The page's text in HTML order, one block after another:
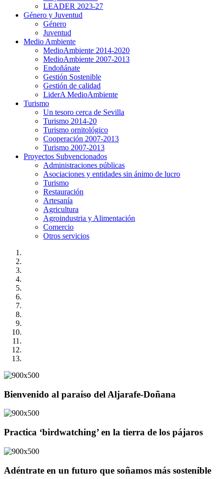
LEADER 2023-27
Género y Juventud
Género
Juventud
Medio Ambiente
MedioAmbiente 2014-2020
MedioAmbiente 2007-2013
Endoñánate
Gestión Sostenible
Gestión de calidad
LiderA MedioAmbiente
Turismo
Un tesoro cerca de Sevilla
Turismo 2014-20
Turismo ornitológico
Cooperación 2007-2013
Turismo 2007-2013
Proyectos Subvencionados
Administraciones públicas
Asociaciones y entidades sin ánimo de lucro
Turismo
Restauración
Artesanía
Agricultura
Agroindustria y Alimentación
Comercio
Otros servicios
Bienvenido al paraíso del Aljarafe-Doñana
Practica ‘birdwatching’ en la tierra de los pájaros
Adéntrate en un futuro que soñamos más sostenible